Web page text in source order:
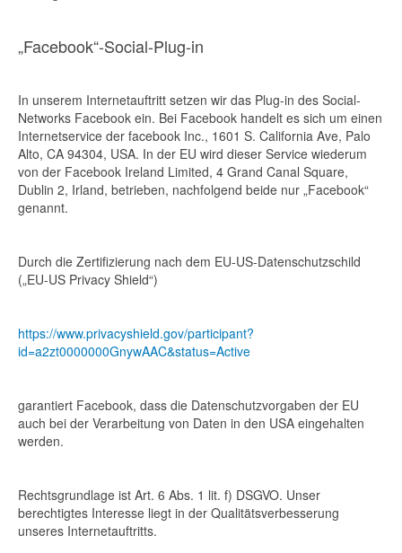
„Facebook“-Social-Plug-in
In unserem Internetauftritt setzen wir das Plug-in des Social-
Networks Facebook ein. Bei Facebook handelt es sich um einen
Internetservice der facebook Inc., 1601 S. California Ave, Palo
Alto, CA 94304, USA. In der EU wird dieser Service wiederum
von der Facebook Ireland Limited, 4 Grand Canal Square,
Dublin 2, Irland, betrieben, nachfolgend beide nur „Facebook“
genannt.
Durch die Zertifizierung nach dem EU-US-Datenschutzschild
(„EU-US Privacy Shield“)
https://www.privacyshield.gov/participant?
id=a2zt0000000GnywAAC&status=Active
garantiert Facebook, dass die Datenschutzvorgaben der EU
auch bei der Verarbeitung von Daten in den USA eingehalten
werden.
Rechtsgrundlage ist Art. 6 Abs. 1 lit. f) DSGVO. Unser
berechtigtes Interesse liegt in der Qualitätsverbesserung
unseres Internetauftritts.